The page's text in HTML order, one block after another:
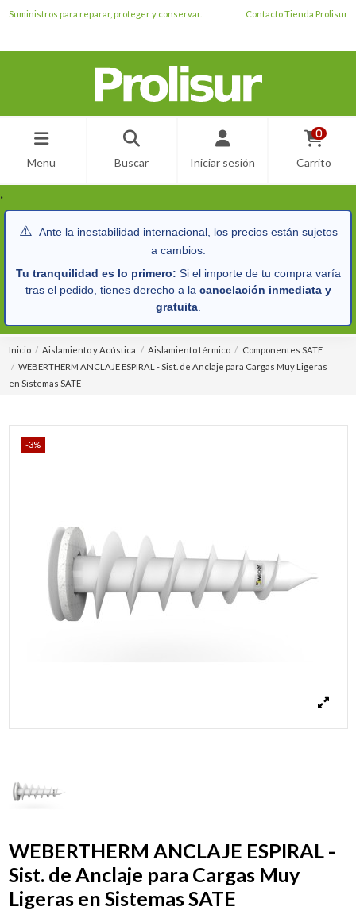
Suministros para reparar, proteger y conservar. Contacto Tienda Prolisur
Menu Buscar Iniciar sesión
0
Carrito
.
⚠️ Ante la inestabilidad internacional, los precios están sujetos
a cambios.
Tu tranquilidad es lo primero: Si el importe de tu compra varía
tras el pedido, tienes derecho a la cancelación inmediata y
gratuita.
Inicio Aislamiento y Acústica Aislamiento térmico
Componentes SATE
WEBERTHERM ANCLAJE ESPIRAL - Sist. de Anclaje para Cargas Muy Ligeras
en Sistemas SATE
-3%
WEBERTHERM ANCLAJE ESPIRAL -
Sist. de Anclaje para Cargas Muy
Ligeras en Sistemas SATE